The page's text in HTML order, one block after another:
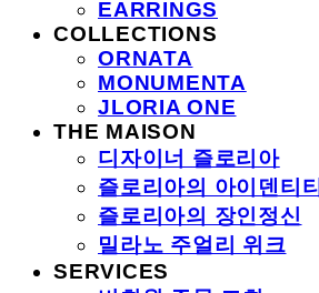
EARRINGS
COLLECTIONS
ORNATA
MONUMENTA
JLORIA ONE
THE MAISON
디자이너 즐로리아
즐로리아의 아이덴티티
즐로리아의 장인정신
밀라노 주얼리 위크
SERVICES